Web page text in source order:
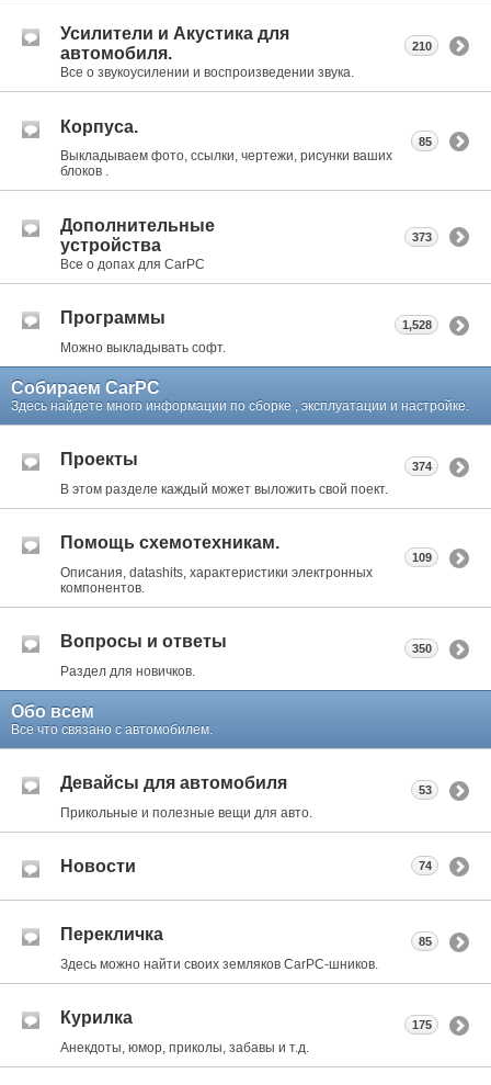
Усилители и Акустика для
автомобиля.
Все о звукоусилении и воспроизведении звука.
210
Корпуса.
Выкладываем фото, ссылки, чертежи, рисунки ваших
блоков .
85
Дополнительные
устройства
Все о допах для CarPC
373
Программы
Можно выкладывать софт.
1,528
Собираем CarPC
Здесь найдете много информации по сборке , эксплуатации и настройке.
Проекты
В этом разделе каждый может выложить свой поект.
374
Помощь схемотехникам.
Описания, datashits, характеристики электронных
компонентов.
109
Вопросы и ответы
Раздел для новичков.
350
Обо всем
Все что связано с автомобилем.
Девайсы для автомобиля
Прикольные и полезные вещи для авто.
53
Новости 74
Перекличка
Здесь можно найти своих земляков CarPC-шников.
85
Курилка
Анекдоты, юмор, приколы, забавы и т.д.
175